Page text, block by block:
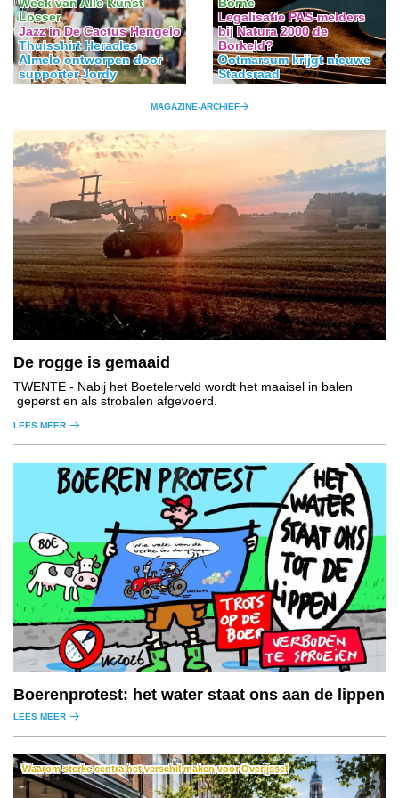
Week van Alle Kunst
Losser
Jazz in De Cactus Hengelo
Thuisshirt Heracles
Almelo ontworpen door
supporter Jordy
Borne
Legalisatie PAS-melders
bij Natura 2000 de
Borkeld?
Ootmarsum krijgt nieuwe
Stadsraad
MAGAZINE-ARCHIEF
De rogge is gemaaid
TWENTE - Nabij het Boetelerveld wordt het maaisel in balen
geperst en als strobalen afgevoerd.
LEES MEER
Boerenprotest: het water staat ons aan de lippen
LEES MEER
Waarom sterke centra het verschil maken voor Overijssel